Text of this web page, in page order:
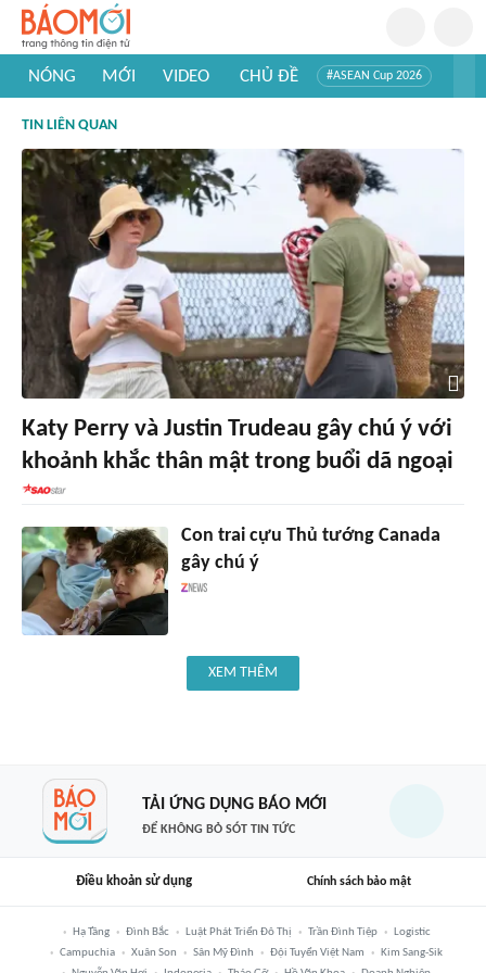
NÓNG MỚI VIDEO CHỦ ĐỀ #ASEAN Cup 2026
#Khám phá thế giới
TIN LIÊN QUAN
Katy Perry và Justin Trudeau gây chú ý với
khoảnh khắc thân mật trong buổi dã ngoại
Con trai cựu Thủ tướng Canada
gây chú ý
XEM THÊM
TẢI ỨNG DỤNG BÁO MỚI
ĐỂ KHÔNG BỎ SÓT TIN TỨC
Điều khoản sử dụng Chính sách bảo mật
Hạ Tầng Đình Bắc Luật Phát Triển Đô Thị Trần Đình Tiệp
Logistic
Campuchia
Xuân Son Sân Mỹ Đình Đội Tuyển Việt Nam
Kim Sang-Sik